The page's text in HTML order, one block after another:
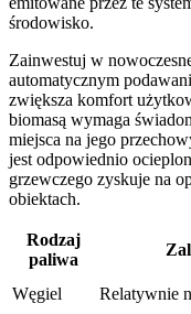
środowisko.
Zainwestuj w
automatycznym
zwiększa komfort
biomasą wymaga
miejsca na jego
jest odpowiednio
grzewczego zyskuje na
obiektach.
Rodzaj
paliwa
Węgiel Relatywnie